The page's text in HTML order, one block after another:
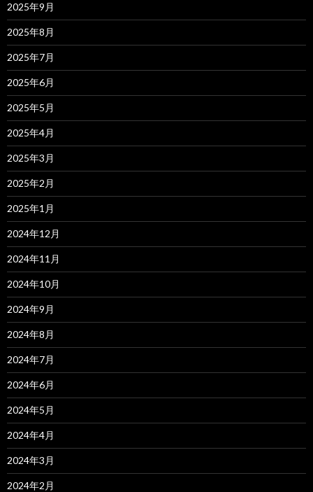
2025年9月
2025年8月
2025年7月
2025年6月
2025年5月
2025年4月
2025年3月
2025年2月
2025年1月
2024年12月
2024年11月
2024年10月
2024年9月
2024年8月
2024年7月
2024年6月
2024年5月
2024年4月
2024年3月
2024年2月